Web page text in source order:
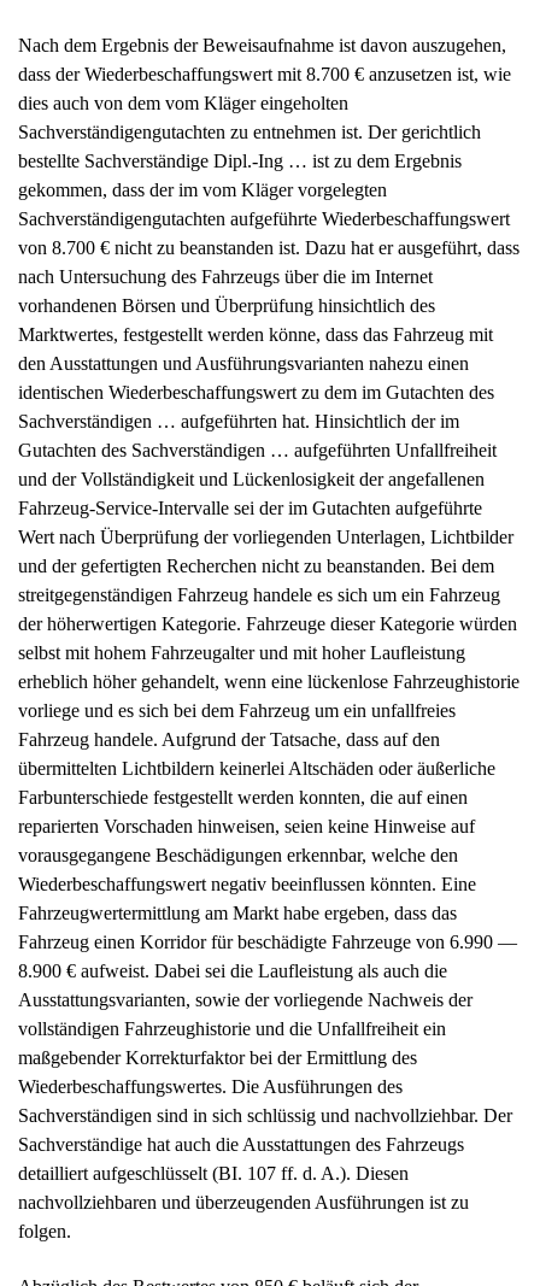
Nach dem Ergebnis der Beweisaufnahme ist davon auszugehen,
dass der Wiederbeschaffungswert mit 8.700 € anzusetzen ist, wie
dies auch von dem vom Kläger eingeholten
Sachverständigengutachten zu entnehmen ist. Der gerichtlich
bestellte Sachverständige Dipl.-Ing … ist zu dem Ergebnis
gekommen, dass der im vom Kläger vorgelegten
Sachverständigengutachten aufgeführte Wiederbeschaffungswert
von 8.700 € nicht zu beanstanden ist. Dazu hat er ausgeführt, dass
nach Untersuchung des Fahrzeugs über die im Internet
vorhandenen Börsen und Überprüfung hinsichtlich des
Marktwertes, festgestellt werden könne, dass das Fahrzeug mit
den Ausstattungen und Ausführungsvarianten nahezu einen
identischen Wiederbeschaffungswert zu dem im Gutachten des
Sachverständigen … aufgeführten hat. Hinsichtlich der im
Gutachten des Sachverständigen … aufgeführten Unfallfreiheit
und der Vollständigkeit und Lückenlosigkeit der angefallenen
Fahrzeug-Service-Intervalle sei der im Gutachten aufgeführte
Wert nach Überprüfung der vorliegenden Unterlagen, Lichtbilder
und der gefertigten Recherchen nicht zu beanstanden. Bei dem
streitgegenständigen Fahrzeug handele es sich um ein Fahrzeug
der höherwertigen Kategorie. Fahrzeuge dieser Kategorie würden
selbst mit hohem Fahrzeugalter und mit hoher Laufleistung
erheblich höher gehandelt, wenn eine lückenlose Fahrzeughistorie
vorliege und es sich bei dem Fahrzeug um ein unfallfreies
Fahrzeug handele. Aufgrund der Tatsache, dass auf den
übermittelten Lichtbildern keinerlei Altschäden oder äußerliche
Farbunterschiede festgestellt werden konnten, die auf einen
reparierten Vorschaden hinweisen, seien keine Hinweise auf
vorausgegangene Beschädigungen erkennbar, welche den
Wiederbeschaffungswert negativ beeinflussen könnten. Eine
Fahrzeugwertermittlung am Markt habe ergeben, dass das
Fahrzeug einen Korridor für beschädigte Fahrzeuge von 6.990 —
8.900 € aufweist. Dabei sei die Laufleistung als auch die
Ausstattungsvarianten, sowie der vorliegende Nachweis der
vollständigen Fahrzeughistorie und die Unfallfreiheit ein
maßgebender Korrekturfaktor bei der Ermittlung des
Wiederbeschaffungswertes. Die Ausführungen des
Sachverständigen sind in sich schlüssig und nachvollziehbar. Der
Sachverständige hat auch die Ausstattungen des Fahrzeugs
detailliert aufgeschlüsselt (BI. 107 ff. d. A.). Diesen
nachvollziehbaren und überzeugenden Ausführungen ist zu
folgen.